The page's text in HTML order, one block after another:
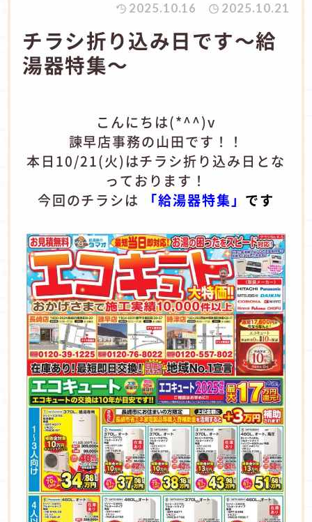
2025.10.16 2025.10.21
チラシ折り込み日です～給
湯器特集～
こんにちは(*^^)v
諫早店事務の山田です！！
本日10/21(火)はチラシ折り込み日とな
っております！
今回のチラシは
「給湯器特集」 です